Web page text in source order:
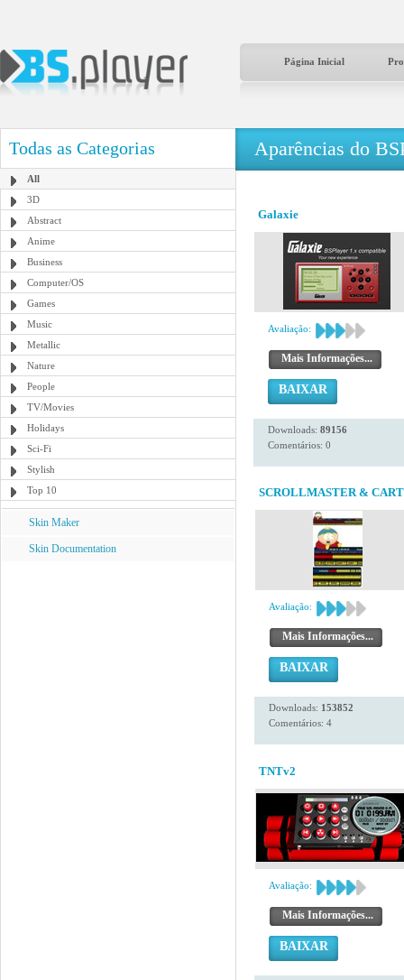
Página Inicial
Todas as Categorias
All
3D
Abstract
Anime
Business
Computer/OS
Games
Music
Metallic
Nature
People
TV/Movies
Holidays
Sci-Fi
Stylish
Top 10
Skin Maker
Skin Documentation
Aparências do
Galaxie
Avaliação:
Mais Informações...
BAIXAR
Downloads: 89156
Comentários: 0
SCROLLMASTER &
Avaliação:
Mais Informações...
BAIXAR
Downloads: 153852
Comentários: 4
TNTv2
Avaliação:
Mais Informações...
BAIXAR